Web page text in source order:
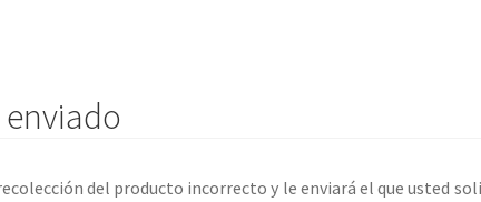
del producto incorrecto y le enviará el que usted